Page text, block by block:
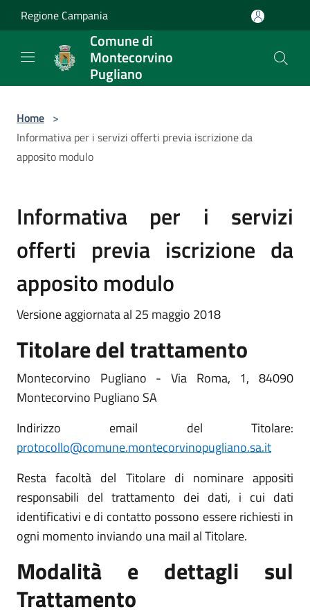
Salta al contenuto principale
Regione Campania
Comune di
Montecorvino
Pugliano
Home >
Informativa per i servizi offerti previa iscrizione da
apposito modulo
Informativa per i servizi
offerti previa iscrizione da
apposito modulo
Versione aggiornata al 25 maggio 2018
Titolare del trattamento
Montecorvino Pugliano - Via Roma, 1, 84090
Montecorvino Pugliano SA
Indirizzo email del Titolare:
protocollo@comune.montecorvinopugliano.sa.it
Resta facoltà del Titolare di nominare appositi
responsabili del trattamento dei dati, i cui dati
identificativi e di contatto possono essere richiesti in
ogni momento inviando una mail al Titolare.
Modalità e dettagli sul
Trattamento